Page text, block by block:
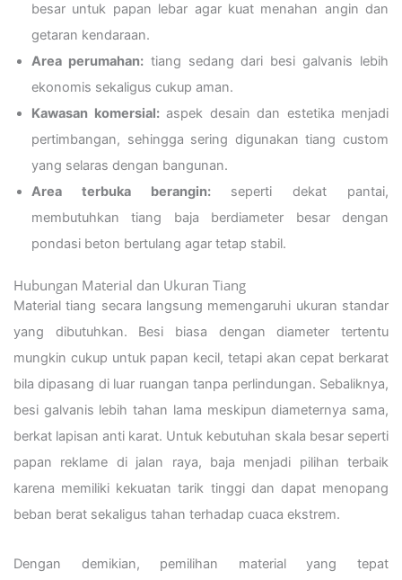
besar untuk papan lebar agar kuat menahan angin dan
getaran kendaraan.
Area perumahan:tiang sedang dari besi galvanis lebih
ekonomis sekaligus cukup aman.
Kawasan komersial:aspek desain dan estetika menjadi
pertimbangan, sehingga sering digunakan tiang custom
yang selaras dengan bangunan.
Area terbuka berangin:seperti dekat pantai,
membutuhkan tiang baja berdiameter besar dengan
pondasi beton bertulang agar tetap stabil.
Hubungan Material dan Ukuran Tiang
Material tiang secara langsung memengaruhi ukuran standar
yang dibutuhkan. Besi biasa dengan diameter tertentu
mungkin cukup untuk papan kecil, tetapi akan cepat berkarat
bila dipasang di luar ruangan tanpa perlindungan. Sebaliknya,
besi galvanis lebih tahan lama meskipun diameternya sama,
berkat lapisan anti karat. Untuk kebutuhan skala besar seperti
papan reklame di jalan raya, baja menjadi pilihan terbaik
karena memiliki kekuatan tarik tinggi dan dapat menopang
beban berat sekaligus tahan terhadap cuaca ekstrem.
Dengan demikian, pemilihan material yang tepat